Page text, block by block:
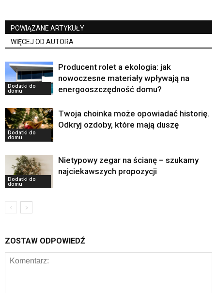
POWIĄZANE ARTYKUŁY
WIĘCEJ OD AUTORA
Dodatki do
domu
Producent rolet a ekologia: jak
nowoczesne materiały wpływają na
energooszczędność domu?
Dodatki do
domu
Twoja choinka może opowiadać historię.
Odkryj ozdoby, które mają duszę
Dodatki do
domu
Nietypowy zegar na ścianę – szukamy
najciekawszych propozycji
ZOSTAW ODPOWIEDŹ